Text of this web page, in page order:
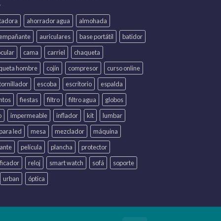
ahorrador agua
almohada
auriculares base portátil
batidor
cama carriel
chaqueta
hombre
cojín compresor
curso online
escoba escritorio
espalda
fiestas filtro filtro agua
globos
impermeable inflador kit
lumbar
led
mesa mezclador
máquina
película plancha
protector
reloj smart watch sofá
soporte
urban óptica